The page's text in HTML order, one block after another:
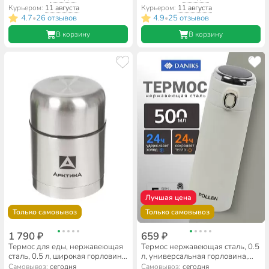
серебристый, SL-100GX
Курьером: 11 августа
4.7•26 отзывов
В корзину
нержавеющая сталь, изумруд,
SL-NT015-328
Курьером: 11 августа
4.9•25 отзывов
В корзину
Только самовывоз
1 790 ₽
Термос для еды, нержавеющая
сталь, 0.5 л, широкая горловина,
Арктика, колба нержавеющая
Самовывоз:сегодня
Лучшая цена
Только самовывоз
659 ₽
Термос нержавеющая сталь, 0.5
л, универсальная горловина,
Daniks, Пыльца, колба
Самовывоз: сегодня